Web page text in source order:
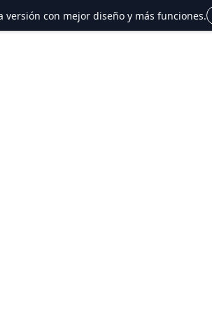
con mejor diseño y más funciones.